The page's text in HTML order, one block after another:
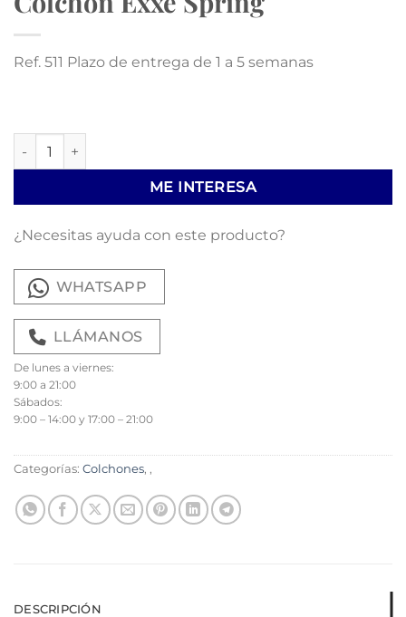
Ref. 511 Plazo de entrega de 1 a 5 semanas
Colchón Exxe Spring cantidad
ME INTERESA
¿Necesitas ayuda con este producto?
WHATSAPP
LLÁMANOS
De lunes a viernes:
9:00 a 21:00
Sábados:
9:00 – 14:00 y 17:00 – 21:00
Categorías: Colchones, ,
DESCRIPCIÓN